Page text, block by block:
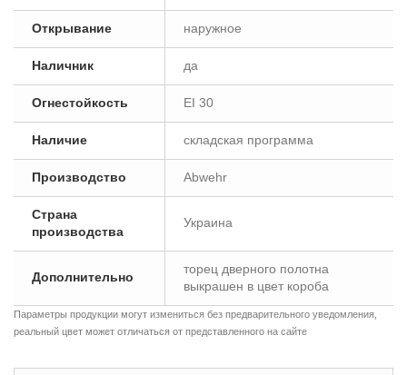
Открывание наружное
Наличник да
Огнестойкость EI 30
Наличие складская программа
Производство Abwehr
Страна
производства
Украина
Дополнительно
торец дверного полотна
выкрашен в цвет короба
Параметры продукции могут измениться без предварительного уведомления,
реальный цвет может отличаться от представленного на сайте